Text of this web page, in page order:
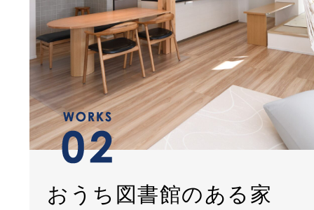
おうち図書館のある家